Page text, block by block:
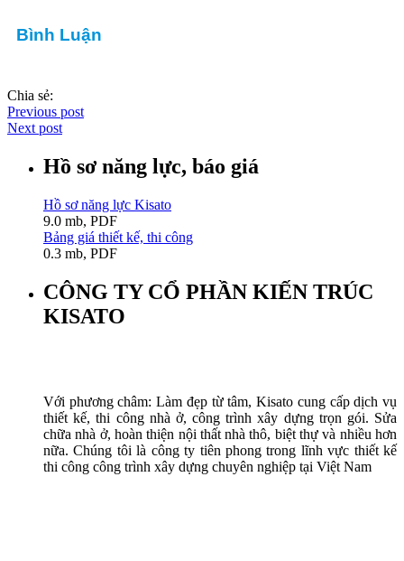
Bình Luận
Chia sẻ:
Previous post
Next post
Hồ sơ năng lực, báo giá
Hồ sơ năng lực Kisato
9.0 mb, PDF
Bảng giá thiết kế, thi công
0.3 mb, PDF
CÔNG TY CỔ PHẦN KIẾN TRÚC
KISATO
Với phương châm: Làm đẹp từ tâm, Kisato cung cấp dịch vụ
thiết kế, thi công nhà ở, công trình xây dựng trọn gói. Sửa
chữa nhà ở, hoàn thiện nội thất nhà thô, biệt thự và nhiều hơn
nữa. Chúng tôi là công ty tiên phong trong lĩnh vực thiết kế
thi công công trình xây dựng chuyên nghiệp tại Việt Nam